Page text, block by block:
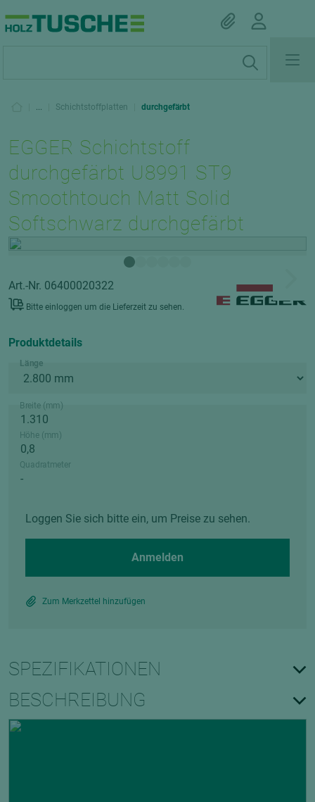
... Schichtstoffplatten durchgefärbt
EGGER Schichtstoff
durchgefärbt U8991 ST9
Smoothtouch Matt Solid
Softschwarz durchgefärbt
Art.-Nr. 06400020322
Bitte einloggen um die Lieferzeit zu sehen.
Produktdetails
Länge
Breite (mm)
Höhe (mm)
Quadratmeter
Loggen Sie sich bitte ein, um Preise zu sehen.
Anmelden
Zum Merkzettel hinzufügen
SPEZIFIKATIONEN
BESCHREIBUNG